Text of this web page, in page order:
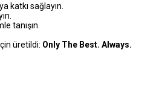
katkı sağlayın.
tanışın.
üretildi: Only The Best. Always.